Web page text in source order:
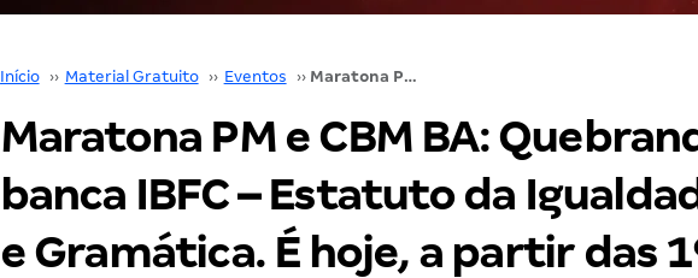
Início ›› Material Gratuito ›› Eventos ›› Maratona PM e CBM BA: Quebrando a banca IBFC – Estatuto da Igualdade Racial e Gramática. É hoje, a partir das 19 horas. Não perca!
Maratona PM e CBM BA:
banca IBFC – Estatuto da
e Gramática. É hoje, a partir das